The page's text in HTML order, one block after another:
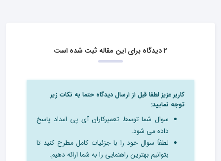
2 دیدگاه برای این مقاله ثبت شده است
کاربر عزیز لطفا قبل از ارسال دیدگاه حتما به نکات زیر
توجه نمایید:
سوال شما توسط تعمیرکاران آی پی امداد پاسخ
داده می شود.
لطفاً سوال خود را با جزئیات کامل مطرح کنید تا
بتوانیم بهترین راهنمایی را به شما ارائه دهیم.